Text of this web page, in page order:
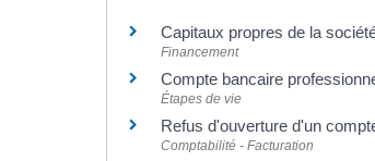
Capitaux propres de la
Financement
Compte bancaire
Étapes de vie
Refus d'ouverture d'un
Comptabilité - Facturation